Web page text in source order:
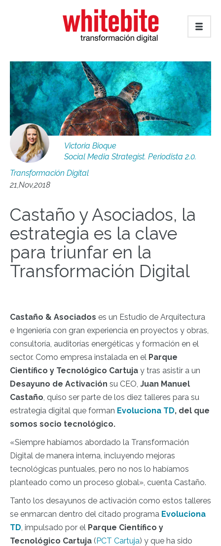
Victoria Bioque
Social Media Strategist. Periodista 2.0.
Transformación Digital
21,Nov,2018
Castaño y Asociados, la
estrategia es la clave
para triunfar en la
Transformación Digital
Castaño & Asociados es un Estudio de Arquitectura
e Ingeniería con gran experiencia en proyectos y obras,
consultoría, auditorías energéticas y formación en el
sector. Como empresa instalada en el Parque
Científico y Tecnológico Cartuja y tras asistir a un
Desayuno de Activación su CEO, Juan Manuel
Castaño, quiso ser parte de los diez talleres para su
estrategia digital que forman Evoluciona TD, del que
somos socio tecnológico.
«Siempre habíamos abordado la Transformación
Digital de manera interna, incluyendo mejoras
tecnológicas puntuales, pero no nos lo habíamos
planteado como un proceso global», cuenta Castaño.
Tanto los desayunos de activación como estos talleres
se enmarcan dentro del citado programa Evoluciona
TD, impulsado por el Parque Científico y
Tecnológico Cartuja (PCT Cartuja) y que ha sido